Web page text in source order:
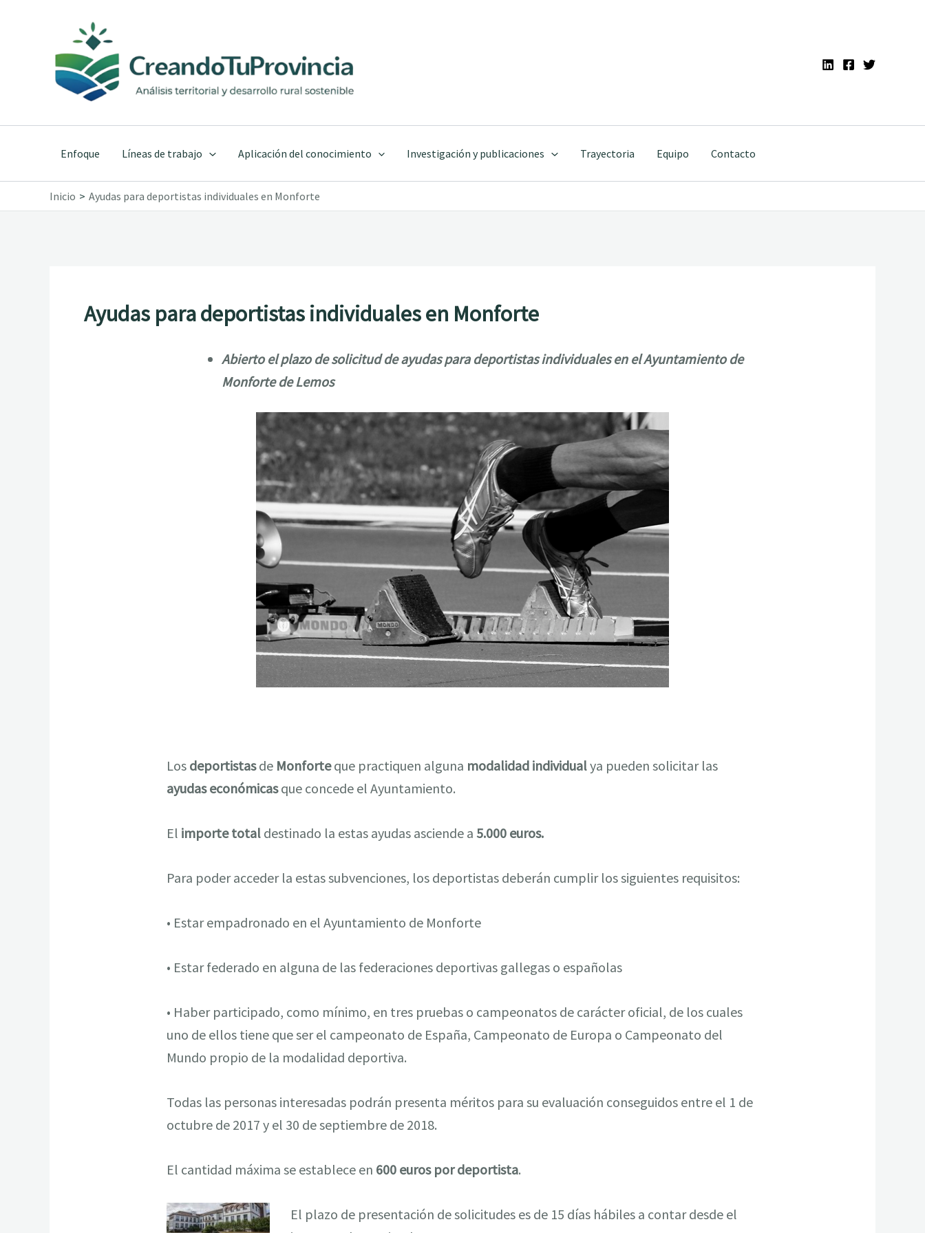
contenido
Enfoque Líneas de trabajo Aplicación del conocimiento Investigación y publicaciones Trayectoria Equipo Contacto
Inicio Ayudas para deportistas individuales en Monforte
Ayudas para deportistas individuales en Monforte
Abierto el plazo de solicitud de ayudas para deportistas individuales en el Ayuntamiento de
Monforte de Lemos
Los deportistasde Monforteque practiquen alguna modalidad individualya pueden solicitar las
ayudas económicasque concede el Ayuntamiento.
El importe total destinado la estas ayudas asciende a 5.000 euros.
Para poder acceder la estas subvenciones, los deportistas deberán cumplir los siguientes requisitos:
• Estar empadronado en el Ayuntamiento de Monforte
• Estar federado en alguna de las federaciones deportivas gallegas o españolas
• Haber participado, como mínimo, en tres pruebas o campeonatos de carácter oficial, de los cuales
uno de ellos tiene que ser el campeonato de España, Campeonato de Europa o Campeonato del
Mundo propio de la modalidad deportiva.
Todas las personas interesadas podrán presenta méritos para su evaluación conseguidos entre el 1 de
octubre de 2017 y el 30 de septiembre de 2018.
El cantidad máxima se establece en 600 euros por deportista.
El plazo de presentación de solicitudes es de 15 días hábiles a contar desde el